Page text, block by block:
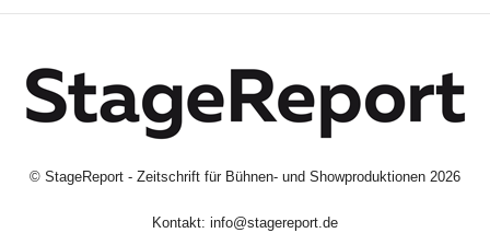
© StageReport - Zeitschrift für Bühnen- und Showproduktionen 2026
Kontakt: info@stagereport.de